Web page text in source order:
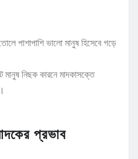
পাশাপাশি ভালো মানুষ হিসেবে গড়ে
মানুষ নিছক কারনে মাদকাসক্তে
প্রভাব